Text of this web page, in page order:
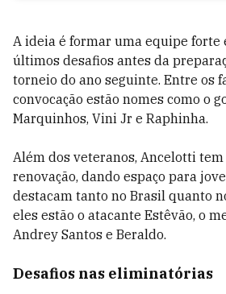
A ideia é formar uma equipe forte
últimos desafios antes da
torneio do ano seguinte. Entre os
convocação estão nomes como o
Marquinhos, Vini Jr e Raphinha.
Além dos veteranos, Ancelotti
renovação, dando espaço para
destacam tanto no Brasil quanto
eles estão o atacante Estêvão, o
Andrey Santos e Beraldo.
Desafios nas eliminatórias